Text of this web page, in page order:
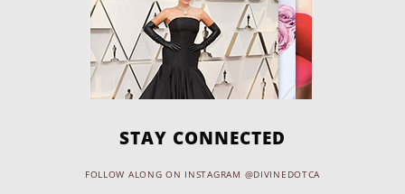
STAY CONNECTED
FOLLOW ALONG ON INSTAGRAM @DIVINEDOTCA